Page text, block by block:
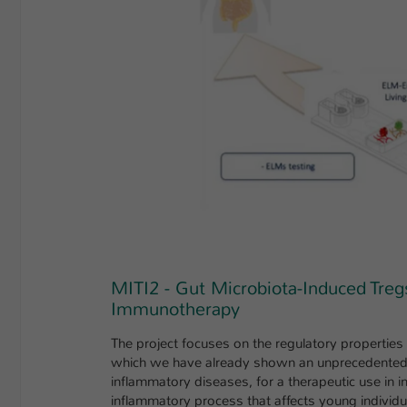
MITI2 - Gut Microbiota-Induced
Immunotherapy
The project focuses on the regulatory properties
which we have already shown an
inflammatory diseases, for a therapeutic use in
inflammatory process that affects young